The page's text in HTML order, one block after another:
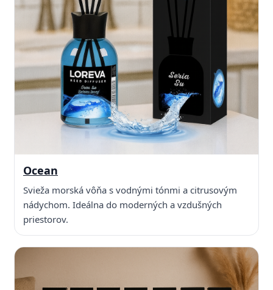
Ocean
Svieža morská vôňa s vodnými tónmi a citrusovým
nádychom. Ideálna do moderných a vzdušných
priestorov.